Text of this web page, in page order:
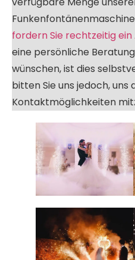
fordern Sie rechtzeitig
eine persönliche
wünschen, ist dies
bitten Sie uns jedoch, uns
Kontaktmöglichkeiten